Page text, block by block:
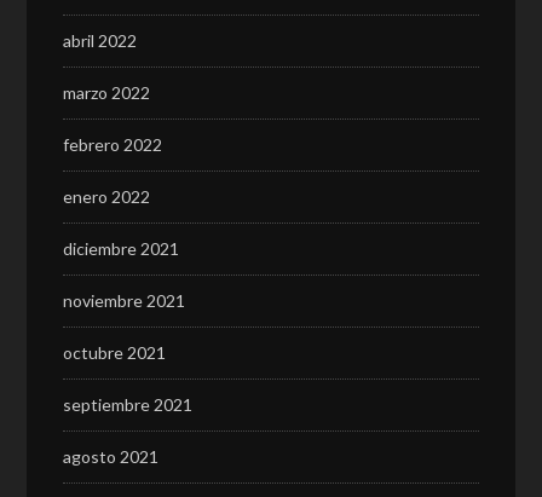
abril 2022
marzo 2022
febrero 2022
enero 2022
diciembre 2021
noviembre 2021
octubre 2021
septiembre 2021
agosto 2021